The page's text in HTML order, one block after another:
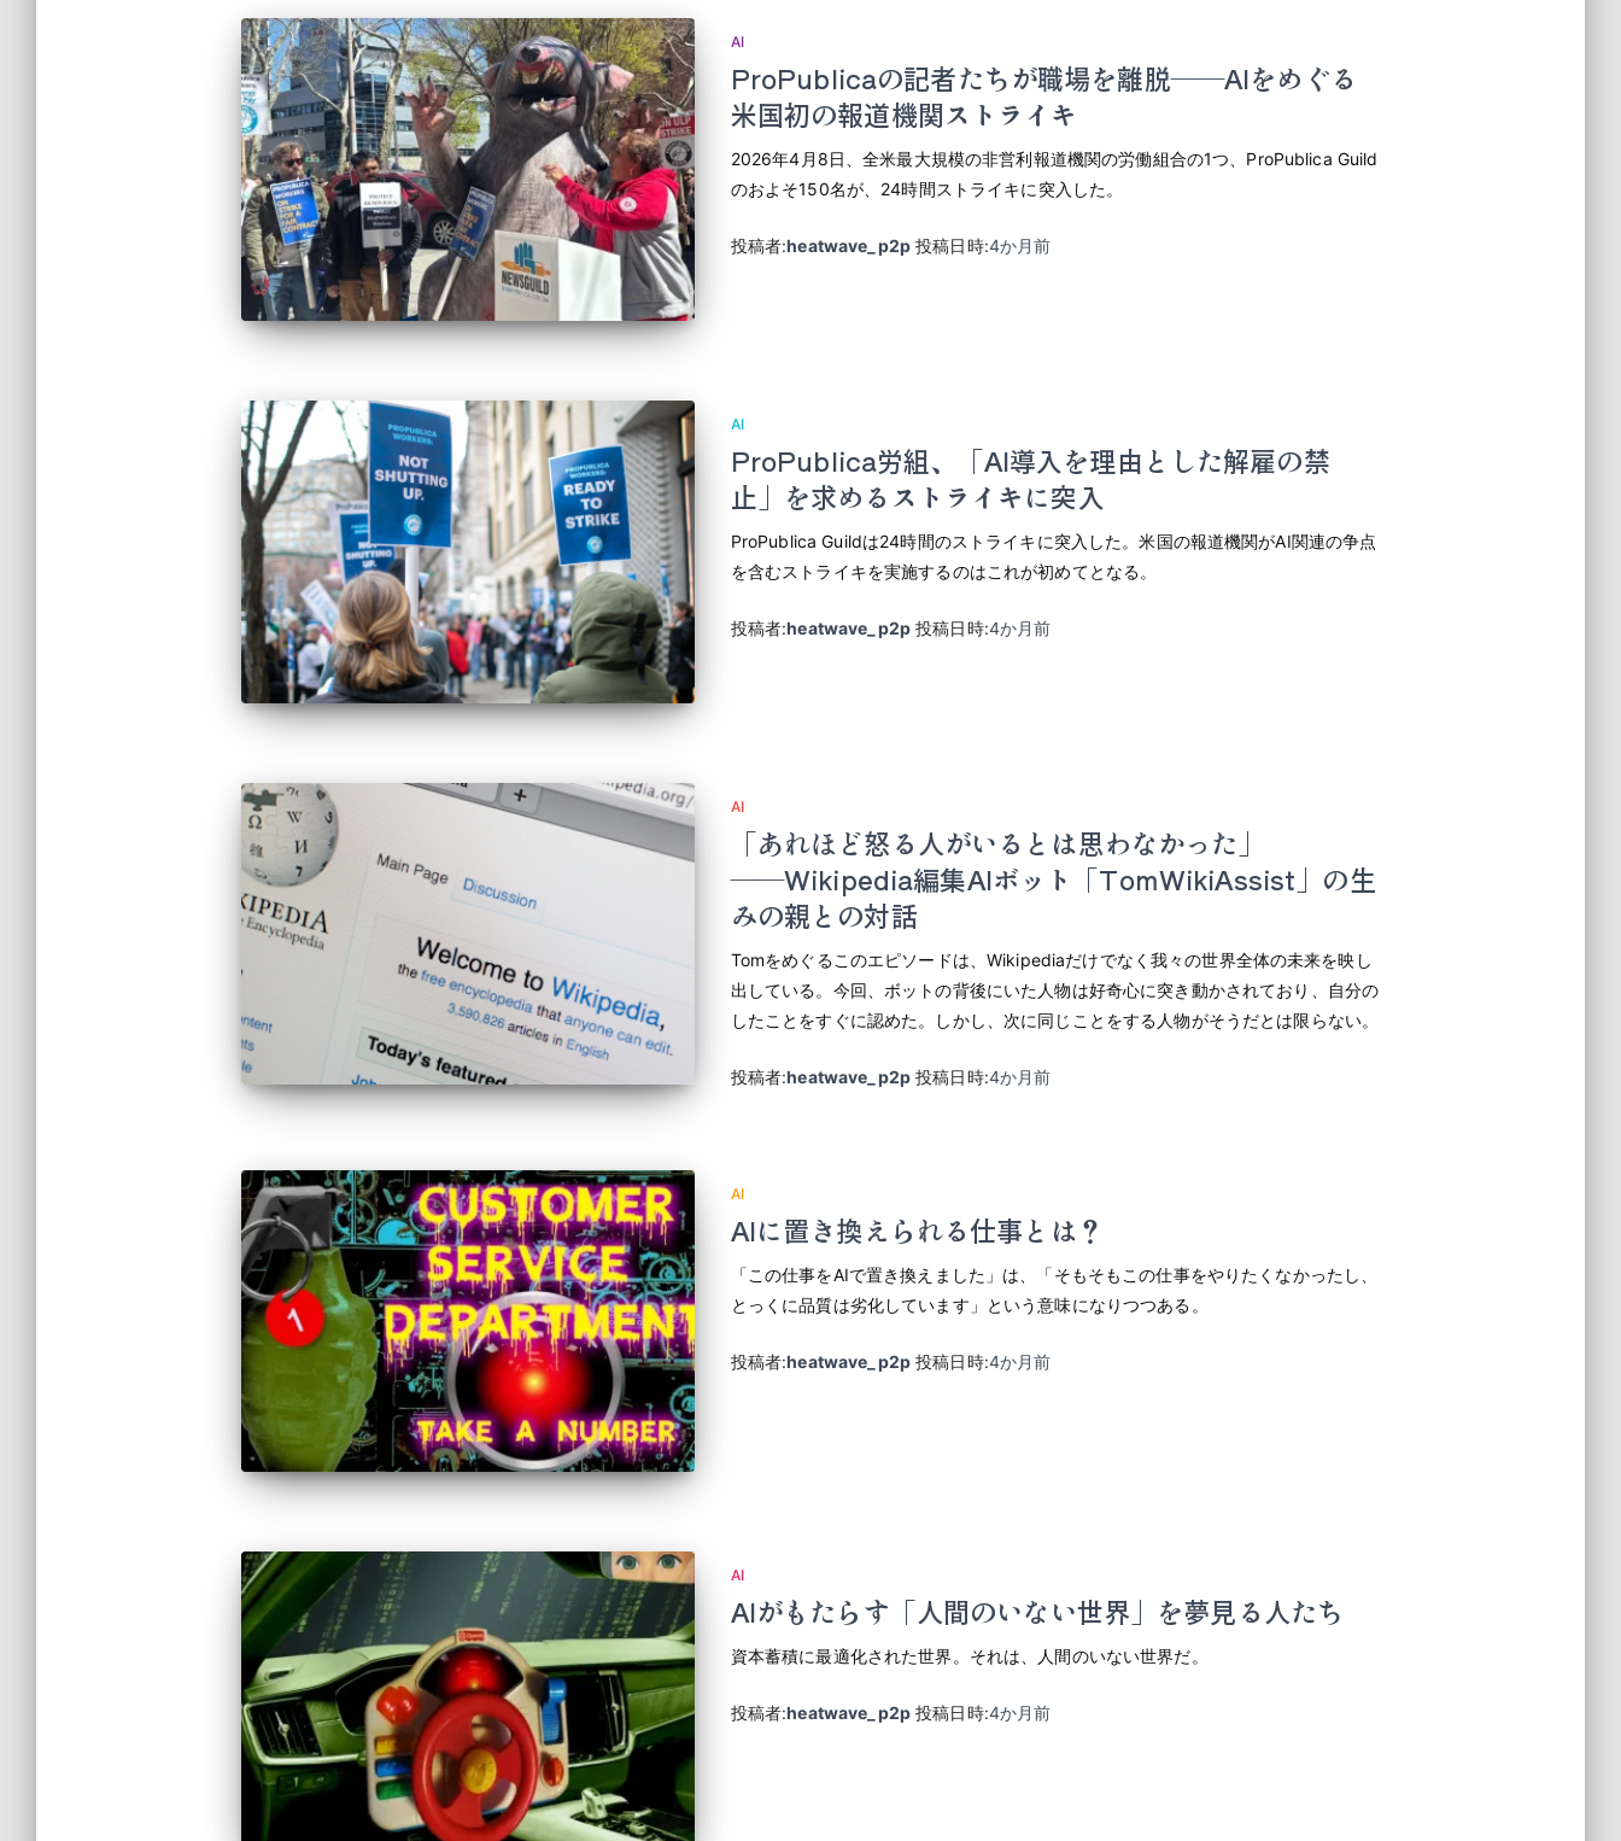
AI
ProPublicaの記者たちが職場を離脱――AIをめぐる
米国初の報道機関ストライキ
2026年4月8日、全米最大規模の非営利報道機関の労働組合の1つ、ProPublica Guild
のおよそ150名が、24時間ストライキに突入した。
投稿者:heatwave_p2p 投稿日時:4か月前
AI
ProPublica労組、「AI導入を理由とした解雇の禁
止」を求めるストライキに突入
ProPublica Guildは24時間のストライキに突入した。米国の報道機関がAI関連の争点
を含むストライキを実施するのはこれが初めてとなる。
投稿者:heatwave_p2p 投稿日時:4か月前
AI
「あれほど怒る人がいるとは思わなかった」
――Wikipedia編集AIボット「TomWikiAssist」の生
みの親との対話
Tomをめぐるこのエピソードは、Wikipediaだけでなく我々の世界全体の未来を映し
出している。今回、ボットの背後にいた人物は好奇心に突き動かされており、自分の
したことをすぐに認めた。しかし、次に同じことをする人物がそうだとは限らない。
投稿者:heatwave_p2p 投稿日時:4か月前
AI
AIに置き換えられる仕事とは？
「この仕事をAIで置き換えました」は、「そもそもこの仕事をやりたくなかったし、
とっくに品質は劣化しています」という意味になりつつある。
投稿者:heatwave_p2p 投稿日時:4か月前
AI
AIがもたらす「人間のいない世界」を夢見る人たち
資本蓄積に最適化された世界。それは、人間のいない世界だ。
投稿者:heatwave_p2p 投稿日時:4か月前